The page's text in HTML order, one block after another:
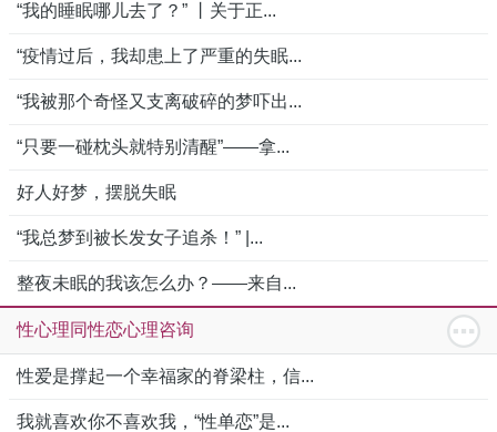
“我的睡眠哪儿去了？” 丨关于正...
“疫情过后，我却患上了严重的失眠...
“我被那个奇怪又支离破碎的梦吓出...
“只要一碰枕头就特别清醒”——拿...
好人好梦，摆脱失眠
“我总梦到被长发女子追杀！” |...
整夜未眠的我该怎么办？——来自...
性心理同性恋心理咨询
性爱是撑起一个幸福家的脊梁柱，信...
我就喜欢你不喜欢我，“性单恋”是...